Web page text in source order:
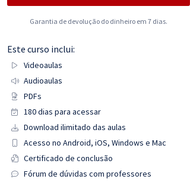
Garantia de devolução do dinheiro em 7 dias.
Este curso inclui:
Videoaulas
Audioaulas
PDFs
180 dias para acessar
Download ilimitado das aulas
Acesso no Android, iOS, Windows e Mac
Certificado de conclusão
Fórum de dúvidas com professores